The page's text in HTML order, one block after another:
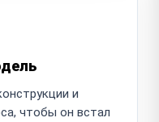
и
чтобы он встал